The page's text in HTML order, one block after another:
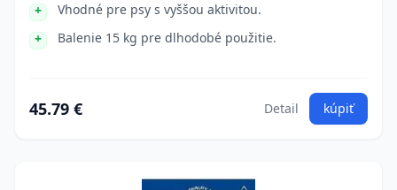
Vhodné pre psy s vyššou aktivitou.
Balenie 15 kg pre dlhodobé použitie.
45.79 € Detail kúpiť